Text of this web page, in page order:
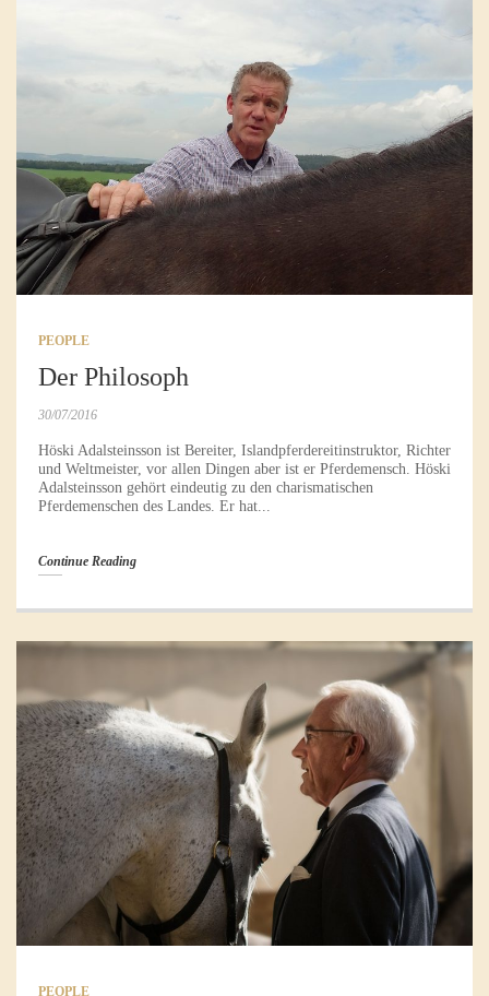
PEOPLE
Der Philosoph
30/07/2016
Höski Adalsteinsson ist Bereiter, Islandpferdereitinstruktor, Richter
und Weltmeister, vor allen Dingen aber ist er Pferdemensch. Höski
Adalsteinsson gehört eindeutig zu den charismatischen
Pferdemenschen des Landes. Er hat...
Continue Reading
PEOPLE